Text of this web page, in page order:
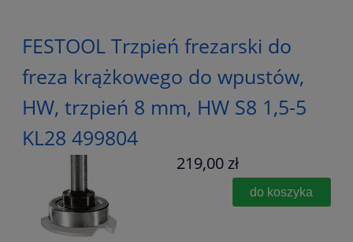
FESTOOL Trzpień frezarski do
freza krążkowego do wpustów,
HW, trzpień 8 mm, HW S8 1,5-5
KL28 499804
219,00 zł
do koszyka